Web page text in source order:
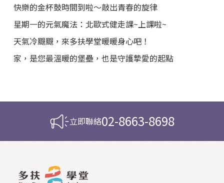
快樂的金杯鼓時間到啦～敲出青春的旋律
星期一的元氣魔法：北歐式健走課~上課啦~
天氣冷颼颼，來多扶學堂暖暖身心吧！
家，是您最溫暖的堡壘，也是守護摯愛的起點
立即聯絡02-8663-8698